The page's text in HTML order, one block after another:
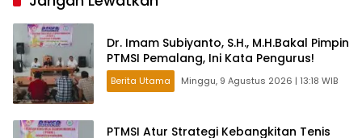
Dr. Imam Subiyanto, S.H., M.H.Bakal Pimpin
PTMSI Pemalang, Ini Kata Pengurus!
Berita Utama Minggu, 9 Agustus 2026 | 13:18 WIB
PTMSI Atur Strategi Kebangkitan Tenis